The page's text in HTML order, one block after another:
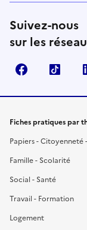
Suivez-nous
sur les
Facebook
Fiches pratiques par
Papiers - Citoyenneté
Famille - Scolarité
Social - Santé
Travail - Formation
Logement